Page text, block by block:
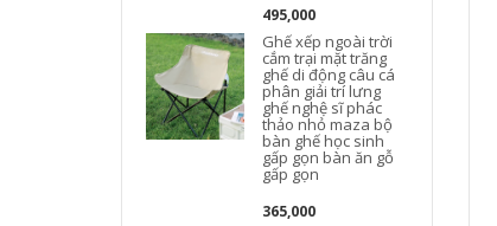
495,000
Ghế xếp ngoài trời
cắm trại mặt trăng
ghế di động câu cá
phân giải trí lưng
ghế nghệ sĩ phác
thảo nhỏ maza bộ
bàn ghế học sinh
gấp gọn bàn ăn gỗ
gấp gọn
365,000